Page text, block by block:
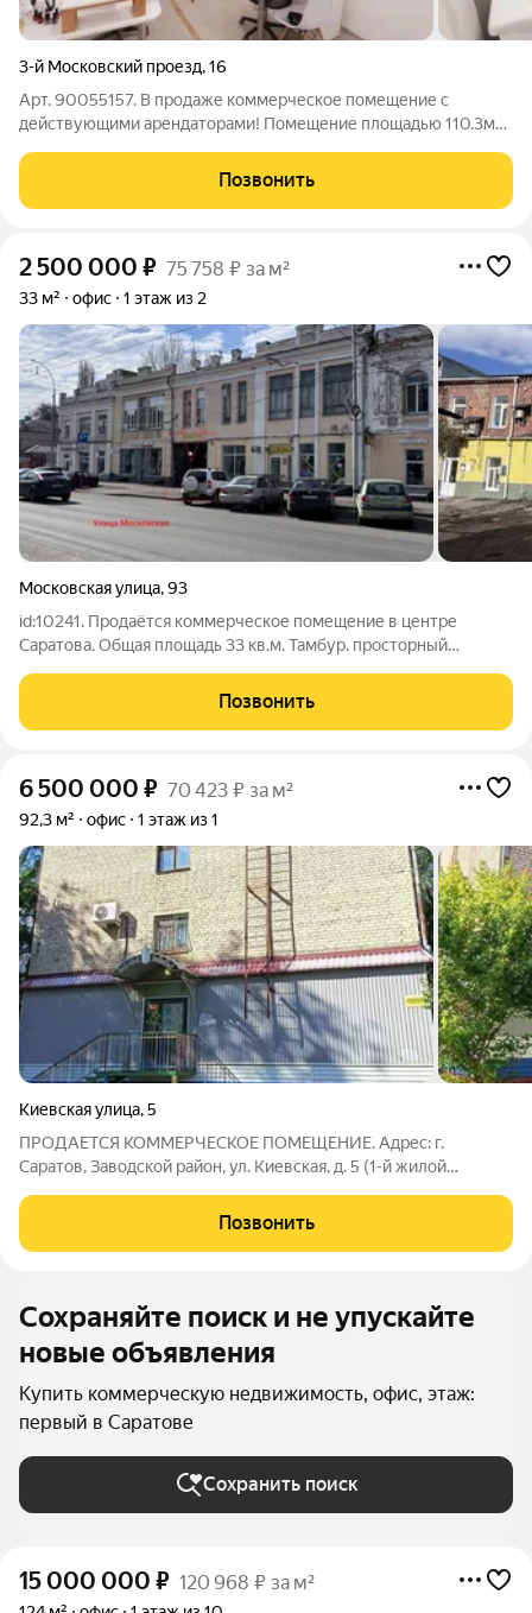
3-й Московский проезд,16
Арт. 90055157. В продаже коммерческое помещение с
действующими арендаторами! Помещение площадью 110.3м2,
двум разным арендаторам! Находится в очень удобном месте,
рядом нет подобных
Позвонить
2 500 000 ₽ 75 758 ₽ за м²
33 м² офис 1 этаж из 2
Московская улица,93
id:10241. Продаётся коммерческое помещение в центре
Саратова. Общая площадь 33 кв.м. Тамбур. просторный
камин. Помещение расположено на 1 этаже 2 этажного
кирпичного дома. Отдельный вход со
Позвонить
6 500 000 ₽ 70 423 ₽ за м²
92,3 м² офис 1 этаж из 1
Киевская улица,5
ПРОДАЕТСЯ КОММЕРЧЕСКОЕ ПОМЕЩЕНИЕ. Адрес: г.
Саратов, Заводской район, ул. Киевская, д. 5 (1-й жилой
коммерческое помещение общей площадью 92.3 кв. м,
расположенное на 1-м этаже жилого дома.
Позвонить
Сохраняйте поиск и не упускайте
новые объявления
Купить коммерческую недвижимость, офис, этаж:
первый в Саратове
Сохранить поиск
15 000 000 ₽ 120 968 ₽ за м²